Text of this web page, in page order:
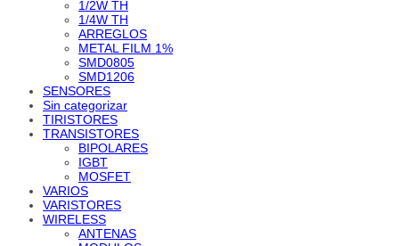
1/2W TH
1/4W TH
ARREGLOS
METAL FILM 1%
SMD0805
SMD1206
SENSORES
Sin categorizar
TIRISTORES
TRANSISTORES
BIPOLARES
IGBT
MOSFET
VARIOS
VARISTORES
WIRELESS
ANTENAS